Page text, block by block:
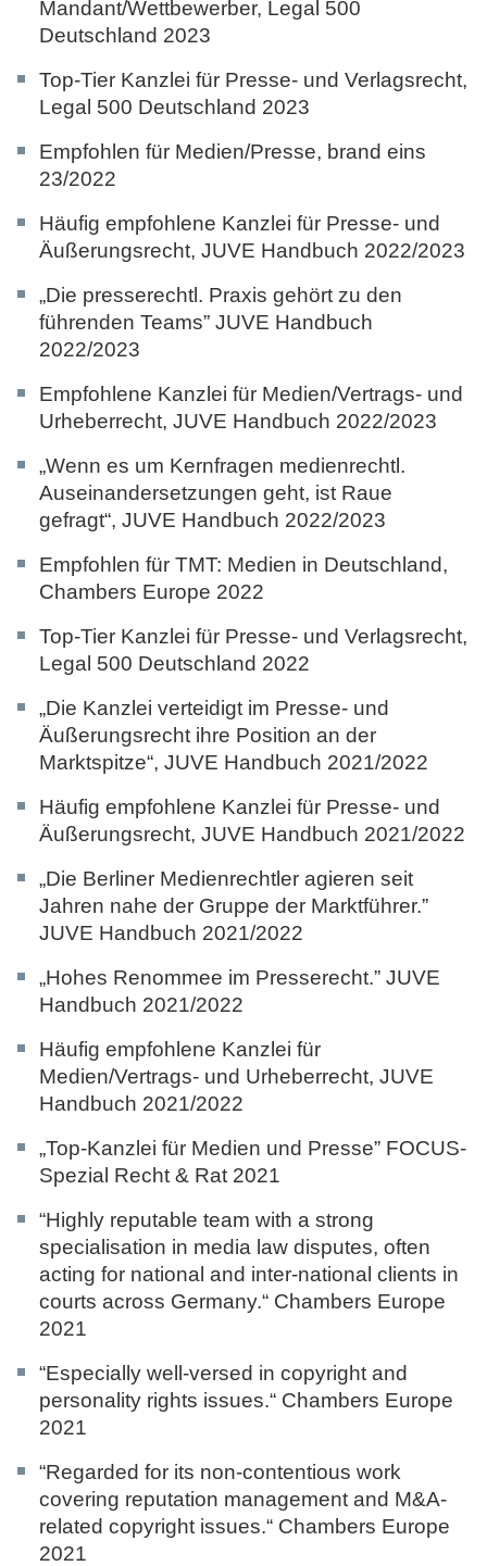
Mandant/Wettbewerber, Legal 500
Deutschland 2023
Top-Tier Kanzlei für Presse- und Verlagsrecht,
Legal 500 Deutschland 2023
Empfohlen für Medien/Presse, brand eins
23/2022
Häufig empfohlene Kanzlei für Presse- und
Äußerungsrecht, JUVE Handbuch 2022/2023
„Die presserechtl. Praxis gehört zu den
führenden Teams” JUVE Handbuch
2022/2023
Empfohlene Kanzlei für Medien/Vertrags- und
Urheberrecht, JUVE Handbuch 2022/2023
„Wenn es um Kernfragen medienrechtl.
Auseinandersetzungen geht, ist Raue
gefragt“, JUVE Handbuch 2022/2023
Empfohlen für TMT: Medien in Deutschland,
Chambers Europe 2022
Top-Tier Kanzlei für Presse- und Verlagsrecht,
Legal 500 Deutschland 2022
„Die Kanzlei verteidigt im Presse- und
Äußerungsrecht ihre Position an der
Marktspitze“, JUVE Handbuch 2021/2022
Häufig empfohlene Kanzlei für Presse- und
Äußerungsrecht, JUVE Handbuch 2021/2022
„Die Berliner Medienrechtler agieren seit
Jahren nahe der Gruppe der Marktführer.”
JUVE Handbuch 2021/2022
„Hohes Renommee im Presserecht.” JUVE
Handbuch 2021/2022
Häufig empfohlene Kanzlei für
Medien/Vertrags- und Urheberrecht, JUVE
Handbuch 2021/2022
„Top-Kanzlei für Medien und Presse” FOCUS-
Spezial Recht & Rat 2021
“Highly reputable team with a strong
specialisation in media law disputes, often
acting for national and inter-national clients in
courts across Germany.“ Chambers Europe
2021
“Especially well-versed in copyright and
personality rights issues.“ Chambers Europe
2021
“Regarded for its non-contentious work
covering reputation management and M&A-
related copyright issues.“ Chambers Europe
2021